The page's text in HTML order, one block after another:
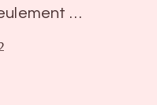
…